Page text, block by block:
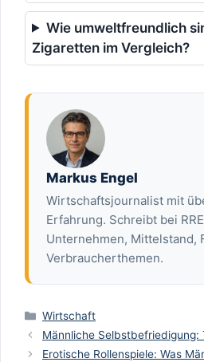
Wie umweltfreundlich
Zigaretten im Vergleich?
Markus Engel
Wirtschaftsjournalist mit
Erfahrung. Schreibt bei
Unternehmen, Mittelstand,
Verbraucherthemen.
Kategorien
Wirtschaft
Männliche Selbstbefriedigung:
Erotische Rollenspiele: Was